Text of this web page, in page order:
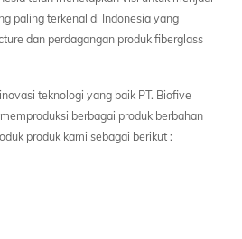
paling terkenal di Indonesia yang
dan perdagangan produk fiberglass
teknologi yang baik PT. Biofive
berbagai produk berbahan
produk kami sebagai berikut :